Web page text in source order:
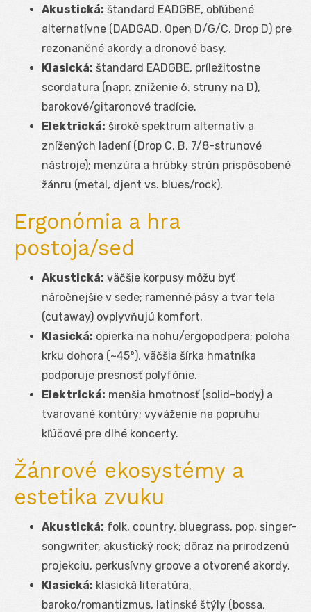
Akustická: štandard EADGBE, obľúbené
alternatívne (DADGAD, Open D/G/C, Drop D) pre
rezonančné akordy a dronové basy.
Klasická: štandard EADGBE, príležitostne
scordatura (napr. zníženie 6. struny na D),
barokové/gitaronové tradície.
Elektrická: široké spektrum alternatív a
znížených ladení (Drop C, B, 7/8-strunové
nástroje); menzúra a hrúbky strún prispôsobené
žánru (metal, djent vs. blues/rock).
Ergonómia a hra
postoja/sed
Akustická: väčšie korpusy môžu byť
náročnejšie v sede; ramenné pásy a tvar tela
(cutaway) ovplyvňujú komfort.
Klasická: opierka na nohu/ergopodpera; poloha
krku dohora (~45°), väčšia šírka hmatníka
podporuje presnosť polyfónie.
Elektrická: menšia hmotnosť (solid-body) a
tvarované kontúry; vyváženie na popruhu
kľúčové pre dlhé koncerty.
Žánrové ekosystémy a
estetika zvuku
Akustická: folk, country, bluegrass, pop, singer-
songwriter, akustický rock; dôraz na prirodzenú
projekciu, perkusívny groove a otvorené akordy.
Klasická: klasická literatúra,
baroko/romantizmus, latinské štýly (bossa,